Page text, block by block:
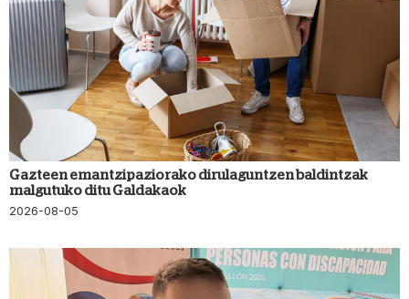
Gazteen emantzipaziorako dirulaguntzen baldintzak
malgutuko ditu Galdakaok
2026-08-05